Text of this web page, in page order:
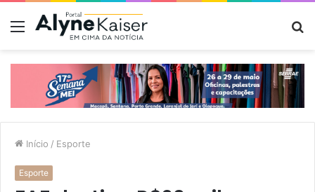
Menu
Início / Esporte
Esporte